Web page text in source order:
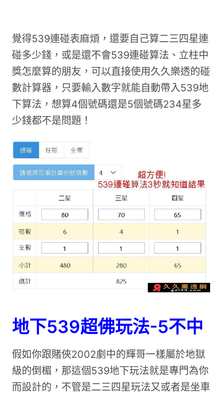
覺得539連碰表麻煩，還要自己算二三四星連
碰多少錢，或是還不會539連碰算法、立柱中
獎怎麼算的朋友，可以直接使用久久樂透的碰
數計算器，只要輸入數字就能自動帶入539地
下算法，想算4個號碼還是5個號碼234星多
少錢都不是問題！
地下539超佛玩法-5不中
假如你跟賭俠2002劇中的輝哥一樣屬於地獄
級的倒楣，那這個539地下玩法就是專門為你
而設計的，不管是二三四星玩法又或者是坐車